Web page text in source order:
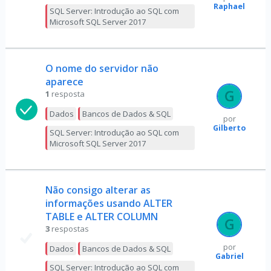
SQL Server: Introdução ao SQL com
Microsoft SQL Server 2017
Raphael
O nome do servidor não
aparece
1 resposta
Dados
Bancos de Dados & SQL
SQL Server: Introdução ao SQL com
Microsoft SQL Server 2017
por
Gilberto
Não consigo alterar as
informações usando ALTER
TABLE e ALTER COLUMN
3 respostas
Dados
Bancos de Dados & SQL
SQL Server: Introdução ao SQL com
por
Gabriel